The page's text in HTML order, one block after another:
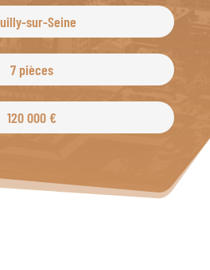
sur-Seine
7 pièces
120 000 €